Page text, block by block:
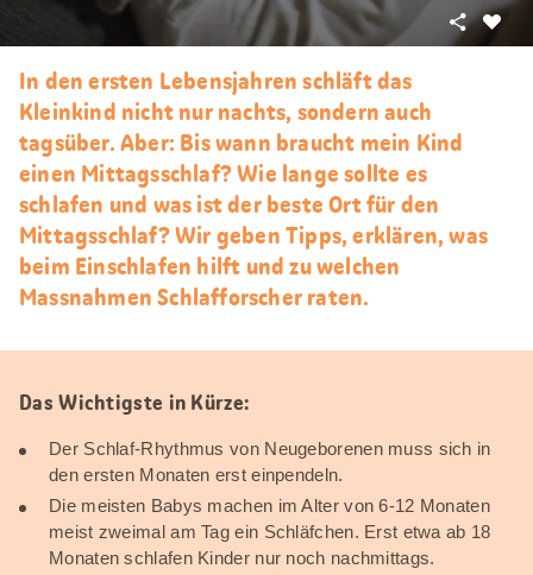
Teilen
In den ersten Lebensjahren schläft das
Kleinkind nicht nur nachts, sondern auch
tagsüber. Aber: Bis wann braucht mein Kind
einen Mittagsschlaf? Wie lange sollte es
schlafen und was ist der beste Ort für den
Mittagsschlaf? Wir geben Tipps, erklären, was
beim Einschlafen hilft und zu welchen
Massnahmen Schlafforscher raten.
Das Wichtigste in Kürze:
Der Schlaf-Rhythmus von Neugeborenen muss sich in
den ersten Monaten erst einpendeln.
Die meisten Babys machen im Alter von 6-12 Monaten
meist zweimal am Tag ein Schläfchen. Erst etwa ab 18
Monaten schlafen Kinder nur noch nachmittags.